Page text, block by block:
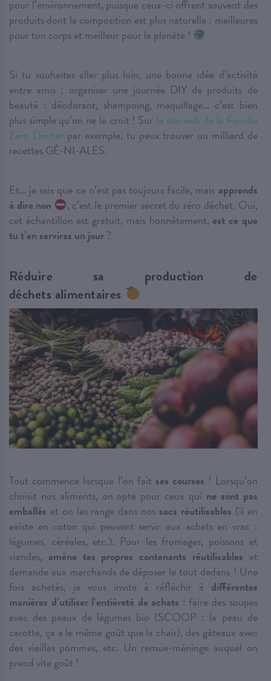
pour l’environnement, puisque ceux-ci offrent souvent des
produits dont la composition est plus naturelle : meilleures
pour ton corps et meilleur pour la planète !
Si tu souhaites aller plus loin, une bonne idée d’activité
entre amis : organiser une journée DIY de produits de
beauté : déodorant, shampoing, maquillage… c’est bien
plus simple qu’on ne le croit ! Sur le site web de la Famille
Zéro Déchet par exemple, tu peux trouver un milliard de
recettes GÉ-NI-ALES.
Et… je sais que ce n’est pas toujours facile, mais apprends
à dire non
, c’est le premier secret du zéro déchet. Oui,
cet échantillon est gratuit, mais honnêtement, est ce que
tu t’en serviras un jour?
Réduire sa production de
déchets alimentaires
Tout commence lorsque l’on fait ses courses ! Lorsqu’on
choisit nos aliments, on opte pour ceux qui ne sont pas
emballés et on les range dans nos sacs réutilisables (il en
existe en coton qui peuvent servir aux achats en vrac :
légumes, céréales, etc.). Pour les fromages, poissons et
viandes, amène tes propres contenants réutilisables et
demande aux marchands de déposer le tout dedans ! Une
fois achetés, je vous invite à réfléchir à différentes
manières d’utiliser l’entièreté de achats : faire des soupes
avec des peaux de légumes bio (SCOOP : la peau de
carotte, ça a le même goût que la chair), des gâteaux avec
des vieilles pommes, etc. Un remue-méninge auquel on
prend vite goût !